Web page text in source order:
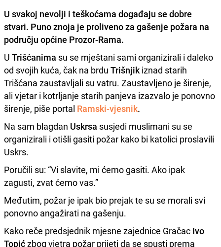
U svakoj nevolji i teškoćama događaju se dobre
stvari. Puno znoja je proliveno za gašenje požara na
području općine Prozor-Rama.
U Trišćanima su se mještani sami organizirali i daleko
od svojih kuća, čak na brdu Trišnjik iznad starih
Trišćana zaustavljali su vatru. Zaustavljeno je širenje,
ali vjetar i kotrljanje starih panjeva izazvalo je ponovno
širenje, piše portal Ramski-vjesnik.
Na sam blagdan Uskrsa susjedi muslimani su se
organizirali i otišli gasiti požar kako bi katolici proslavili
Uskrs.
Poručili su: “Vi slavite, mi ćemo gasiti. Ako ipak
zagusti, zvat ćemo vas.”
Međutim, požar je ipak bio prejak te su se morali svi
ponovno angažirati na gašenju.
Kako reče predsjednik mjesne zajednice Gračac Ivo
Topićzbog vjetra požar prijeti da se spusti prema